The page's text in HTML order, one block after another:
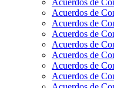
Acuerdos de
Acuerdos de
Acuerdos de
Acuerdos de
Acuerdos de
Acuerdos de
Acuerdos de
Acuerdos de